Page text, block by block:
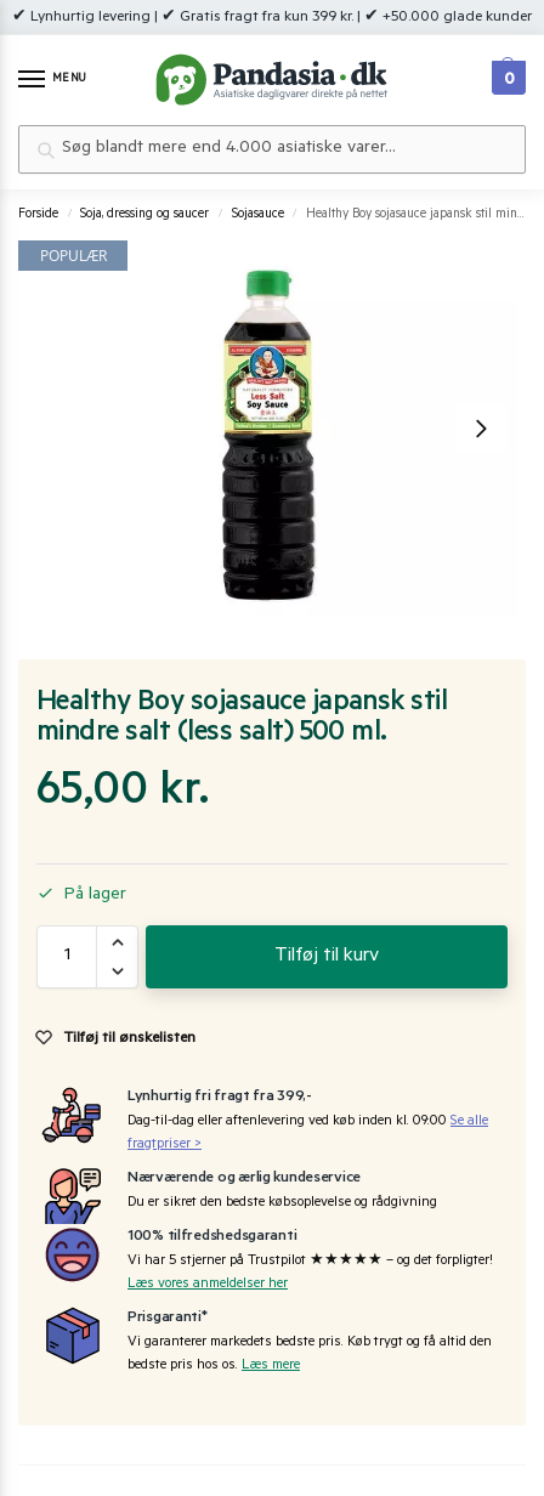
✔ Lynhurtig levering | ✔ Gratis fragt fra kun 399 kr. | ✔ +50.000 glade kunder
MENU 0
Forside / Soja, dressing og saucer / Sojasauce / Healthy Boy sojasauce japansk stil mindre salt (less salt) 500 ml.
POPULÆR
Healthy Boy sojasauce japansk stil
mindre salt (less salt) 500 ml.
65,00 kr.
På lager
Tilføj til kurv
Tilføj til ønskelisten
Lynhurtig fri fragt fra 399,-
Dag-til-dag eller aftenlevering ved køb inden kl. 09:00 Se alle
fragtpriser >
Nærværende og ærlig kundeservice
Du er sikret den bedste købsoplevelse og rådgivning
100% tilfredshedsgaranti
Vi har 5 stjerner på Trustpilot ★★★★★ – og det forpligter!
Læs vores anmeldelser her
Prisgaranti*
Vi garanterer markedets bedste pris. Køb trygt og få altid den
bedste pris hos os. Læs mere